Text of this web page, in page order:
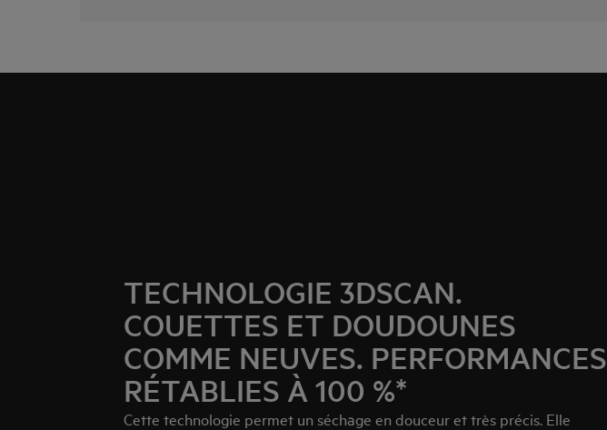
TECHNOLOGIE 3DSCAN.
COUETTES ET DOUDOUNES
COMME NEUVES. PERFORMANCES
RÉTABLIES À 100 %*
Cette technologie permet un séchage en douceur et très précis. Elle